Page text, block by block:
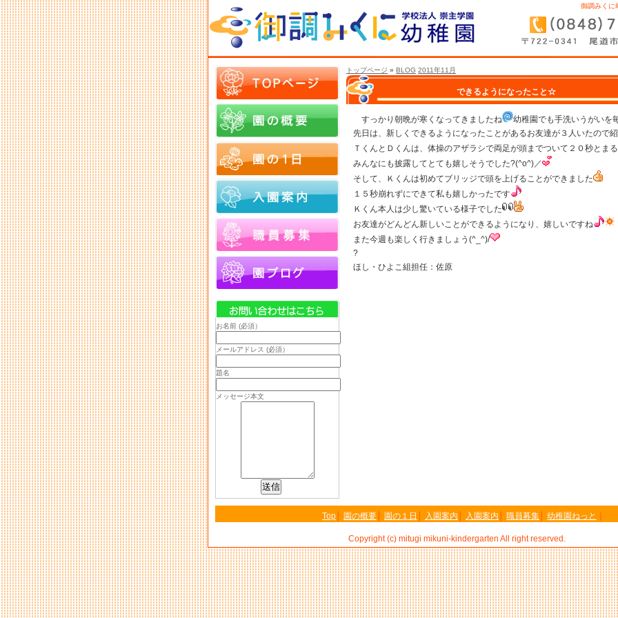
御調みくに
トップページ » BLOG 2011年11月
できるようになったこと☆
すっかり朝晩が寒くなってきましたね
幼稚園でも手洗いうがいを
先日は、新しくできるようになったことがあるお友達が３人いたので
ＴくんとＤくんは、体操のアザラシで両足が頭までついて２０秒とま
みんなにも披露してとても嬉しそうでした?(^o^)／
そして、Ｋくんは初めてブリッジで頭を上げることができました
１５秒崩れずにできて私も嬉しかったです
Ｋくん本人は少し驚いている様子でした
お友達がどんどん新しいことができるようになり、嬉しいですね
また今週も楽しく行きましょう(^_^)/
?
ほし・ひよこ組担任：佐原
お名前 (必須）
メールアドレス (必須）
題名
メッセージ本文
Top 園の概要 園の１日 入園案内 入園案内 職員募集 幼稚園ねっと
Copyright (c) mitugi mikuni-kindergarten All right reserved.